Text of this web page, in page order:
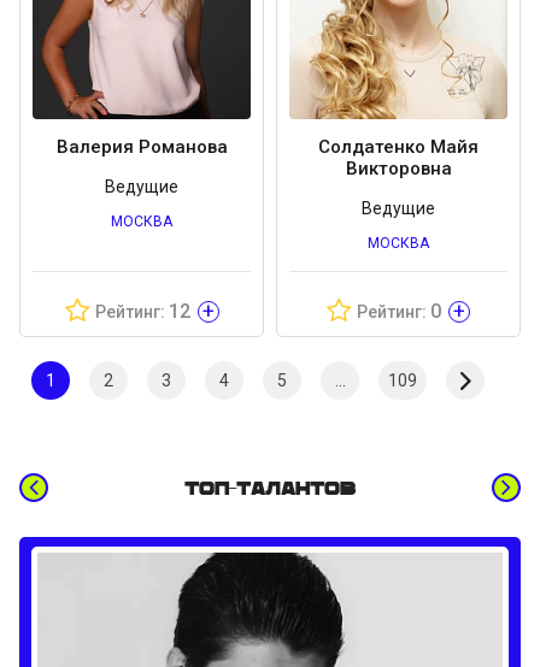
Валерия Романова
Ведущие
МОСКВА
Рейтинг: 12 +
Солдатенко Майя
Викторовна
Ведущие
МОСКВА
Рейтинг: 0 +
1 2 3 4 5 109
Топ-талантов